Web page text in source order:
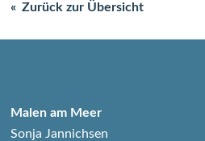
Zurück zur Übersicht
Malen am Meer
Sonja Jannichsen